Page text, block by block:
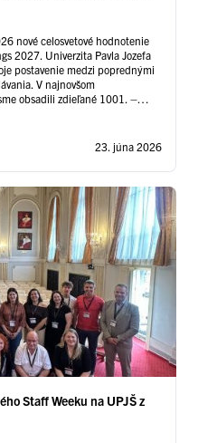
nové celosvetové hodnotenie
2027. Univerzita Pavla Jozefa
postavenie medzi poprednými
V najnovšom
obsadili zdieľané 1001. –
23. júna 2026
Staff Weeku na UPJŠ z